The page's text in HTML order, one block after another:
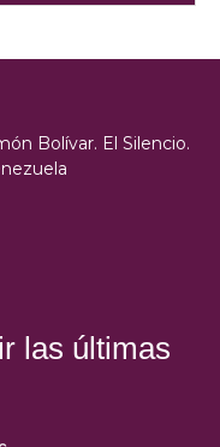
Bolívar. El Silencio.
las últimas